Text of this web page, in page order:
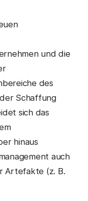
und die
des
Schaffung
sich das
hinaus
auch
Artefakte (z. B.